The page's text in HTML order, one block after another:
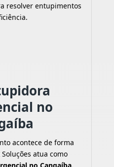
resolver entupimentos
no
acontece de forma
atua como